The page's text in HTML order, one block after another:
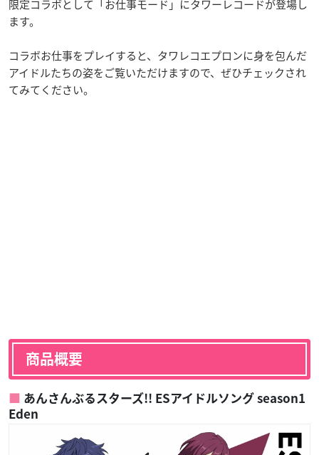
限定コラボとして「お仕事モード」にタワーレコードが登場し
ます。
コラボお仕事をプレイすると、タワレコエプロンに身を包んだ
アイドルたちの姿をご覧いただけますので、ぜひチェックされ
てみてください。
商品概要
あんさんぶるスターズ!! ESアイドルソング season1
Eden